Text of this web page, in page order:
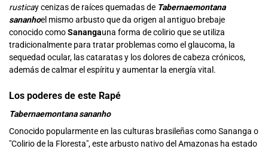
rusticay cenizas de raíces quemadas de Tabernaemontana
sananhoel mismo arbusto que da origen al antiguo brebaje
conocido comoSanangauna forma de colirio que se utiliza
tradicionalmente para tratar problemas como el glaucoma, la
sequedad ocular, las cataratas y los dolores de cabeza crónicos,
además de calmar el espíritu y aumentar la energía vital.
Los poderes de este Rapé
Tabernaemontana sananho
Conocido popularmente en las culturas brasileñas como Sananga o
"Colirio de la Floresta", este arbusto nativo del Amazonas ha estado